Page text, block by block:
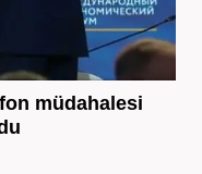
müdahalesi